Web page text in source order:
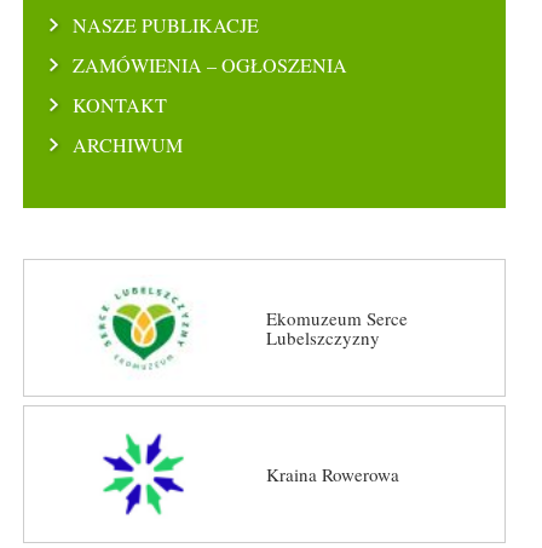
NASZE PUBLIKACJE
ZAMÓWIENIA – OGŁOSZENIA
KONTAKT
ARCHIWUM
Ekomuzeum Serce
Lubelszczyzny
Kraina Rowerowa